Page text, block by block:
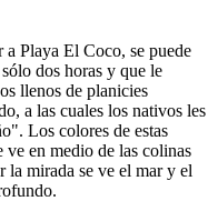
a Playa El Coco, se puede
dos horas y que le
llenos de planicies
a las cuales los nativos les
Los colores de estas
ve en medio de las colinas
la mirada se ve el mar y el